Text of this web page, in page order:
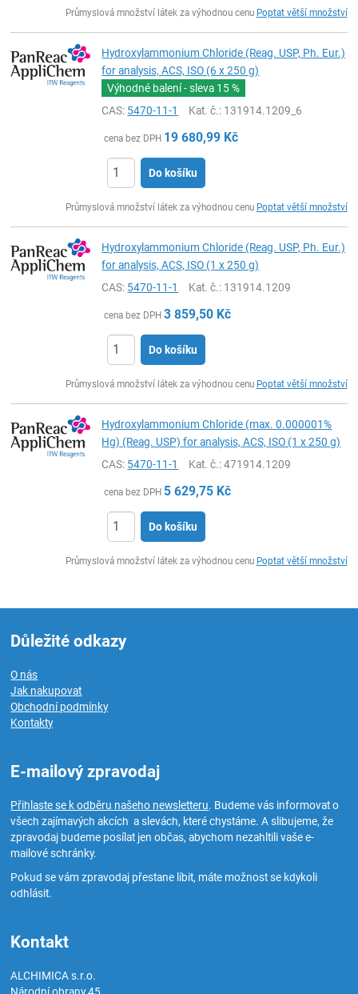
Průmyslová množství látek za výhodnou cenu Poptat větší množství
Hydroxylammonium Chloride (Reag. USP, Ph. Eur.)
for analysis, ACS, ISO (6 x 250 g)
Výhodné balení - sleva 15 %
CAS: 5470-11-1 Kat. č.: 131914.1209_6
cena bez DPH 19 680,99 Kč
Do košíku
Průmyslová množství látek za výhodnou cenu Poptat větší množství
Hydroxylammonium Chloride (Reag. USP, Ph. Eur.)
for analysis, ACS, ISO (1 x 250 g)
CAS: 5470-11-1 Kat. č.: 131914.1209
cena bez DPH 3 859,50 Kč
Do košíku
Průmyslová množství látek za výhodnou cenu Poptat větší množství
Hydroxylammonium Chloride (max. 0.000001%
Hg) (Reag. USP) for analysis, ACS, ISO (1 x 250 g)
CAS: 5470-11-1 Kat. č.: 471914.1209
cena bez DPH 5 629,75 Kč
Do košíku
Průmyslová množství látek za výhodnou cenu Poptat větší množství
Důležité odkazy
O nás
Jak nakupovat
Obchodní podmínky
Kontakty
E-mailový zpravodaj
Přihlaste se k odběru našeho newsletteru. Budeme vás informovat o
všech zajímavých akcích a slevách, které chystáme. A slibujeme, že
zpravodaj budeme posílat jen občas, abychom nezahltili vaše e-
mailové schránky.
Pokud se vám zpravodaj přestane líbit, máte možnost se kdykoli
odhlásit.
Kontakt
ALCHIMICA s.r.o.
Národní obrany 45